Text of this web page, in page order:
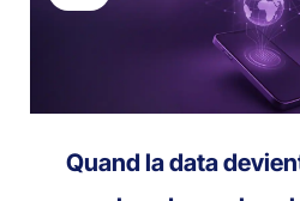
Quand la data